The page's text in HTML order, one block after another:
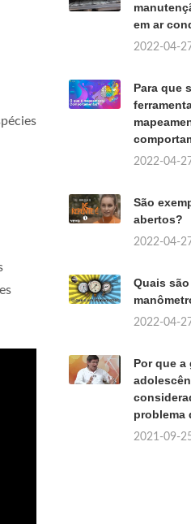
em ar
2022-04-
Para que
2022-04-
São
abertos?
2022-04-
Quais
2022-04-
Por que a
problema
2021-09-